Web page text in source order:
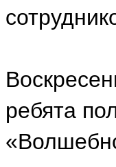
ребята